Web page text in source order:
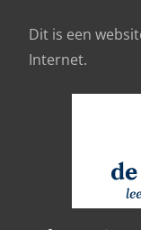
Dit is een
Internet.